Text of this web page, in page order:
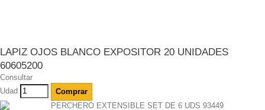
LAPIZ OJOS BLANCO EXPOSITOR 20 UNIDADES
60605200
Consultar
Udad
Comprar